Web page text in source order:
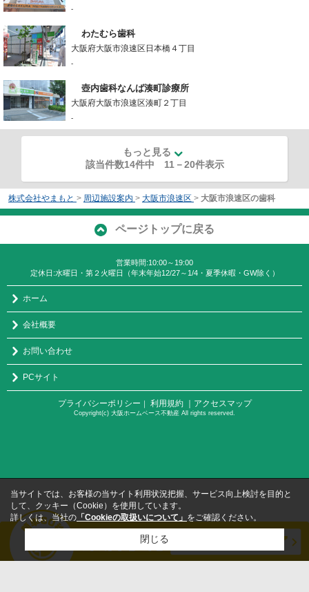
-
わたむら歯科
大阪府大阪市浪速区日本橋４丁目
-
壺内歯科なんば湊町診療所
大阪府大阪市浪速区湊町２丁目
-
もっと見る
該当件数14件中 11 －20件表示
株式会社やまもと > 周辺施設案内 > 大阪市浪速区 > 大阪市浪速区の歯科
ページトップに戻る
営業時間:10:00～19:00
定休日:水曜日・第２火曜日（年末年始12/27～1/4・夏季休暇・GW除く）
ホーム
会社概要
お問い合わせ
PCサイト
プライバシーポリシー ｜ 利用規約 ｜アクセスマップ
Copyright(c) 大阪ホームベース不動産 All rights reserved.
当サイトでは、お客様の当サイト利用状況把握、サービス向上検討を目的と
して、クッキー（Cookie）を使用しています。
詳しくは、当社の 「Cookieの取扱いについて」 をご確認ください。
閉じる